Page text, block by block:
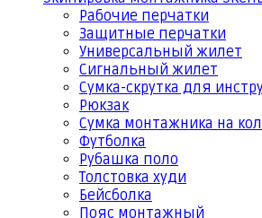
Рабочие перчатки
Защитные перчатки
Универсальный жилет
Сигнальный жилет
Сумка-скрутка для
Рюкзак
Сумка монтажника на
Футболка
Рубашка поло
Толстовка худи
Бейсболка
Пояс монтажный